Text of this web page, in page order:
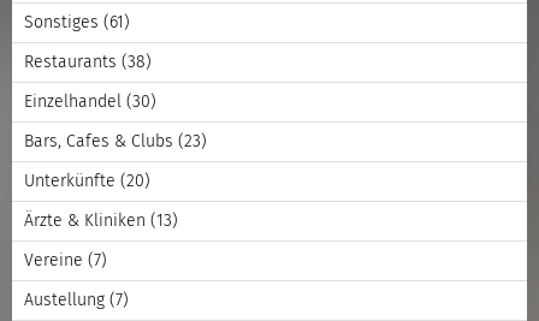
Sonstiges (61)
Restaurants (38)
Einzelhandel (30)
Bars, Cafes & Clubs (23)
Unterkünfte (20)
Ärzte & Kliniken (13)
Vereine (7)
Austellung (7)